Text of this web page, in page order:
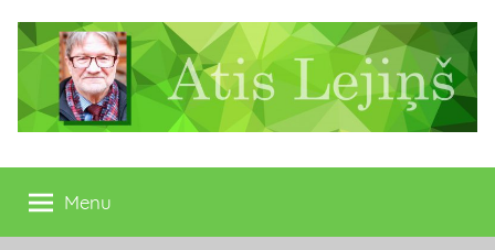
content
Atis
Lejiņš
13.
Saeimas
Menu